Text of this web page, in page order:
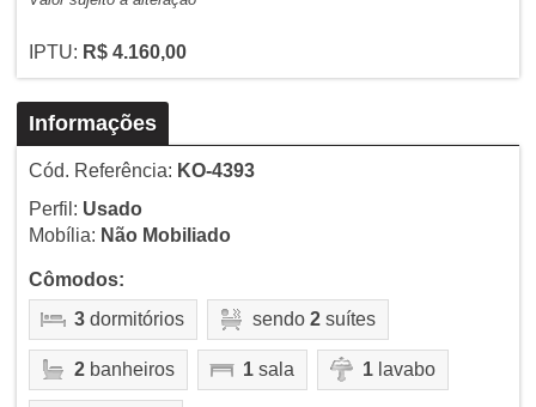
IPTU: R$ 4.160,00
Informações
Cód. Referência: KO-4393
Perfil: Usado
Mobília: Não Mobiliado
Cômodos:
3dormitórios sendo 2suítes
2banheiros 1sala 1lavabo